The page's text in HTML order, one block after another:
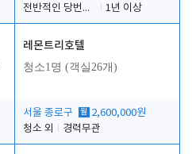
전반적인 당번업무
1년 이상
레몬트리호텔
청소1명 (객실26개)
서울 종로구 월 2,600,000원
청소 외
경력무관